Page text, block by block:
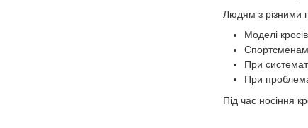
Людям з різними
Моделі
Спортсменам
При
При
Під час носіння